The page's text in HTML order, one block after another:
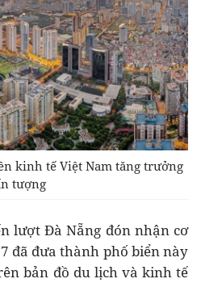
kinh tế Việt Nam tăng trưởng
tượng
lượt Đà Nẵng đón nhận cơ
đã đưa thành phố biển này
bản đồ du lịch và kinh tế